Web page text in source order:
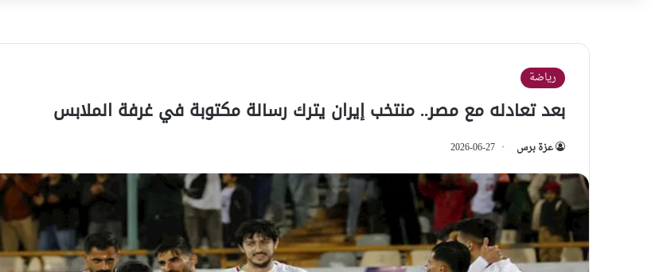
رياضة
بعد تعادله مع مصر.. منتخب إيران يترك رسالة مكتوبة في غرفة الملابس
عزة برس 2026-06-27